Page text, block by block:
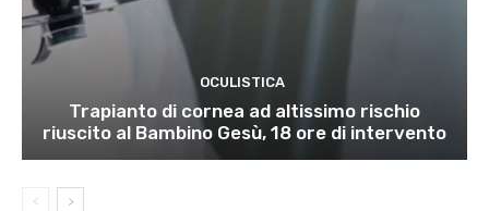
OCULISTICA
Trapianto di cornea ad altissimo rischio
riuscito al Bambino Gesù, 18 ore di intervento